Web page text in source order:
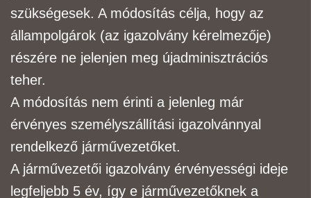
szükségesek. A módosítás célja, hogy az
állampolgárok (az igazolvány kérelmezője)
részére ne jelenjen meg újadminisztrációs
teher.
A módosítás nem érinti a jelenleg már
érvényes személyszállítási igazolvánnyal
rendelkező járművezetőket.
A járművezetői igazolvány érvényességi ideje
legfeljebb 5 év, így e járművezetőknek a